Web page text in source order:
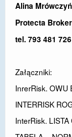
Alina
Protecta Broker
tel. 793 481 726
Załączniki:
InrerRisk. OWU
INTERRISK
InterRisk. LISTA